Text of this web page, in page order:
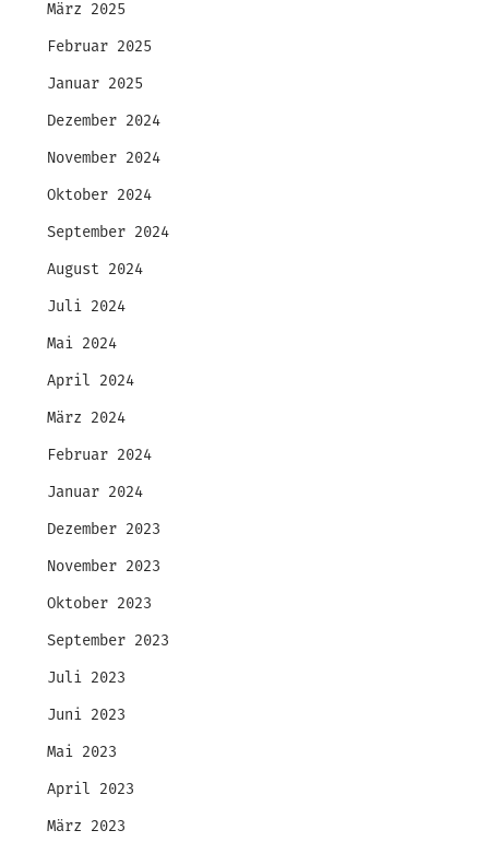
März 2025
Februar 2025
Januar 2025
Dezember 2024
November 2024
Oktober 2024
September 2024
August 2024
Juli 2024
Mai 2024
April 2024
März 2024
Februar 2024
Januar 2024
Dezember 2023
November 2023
Oktober 2023
September 2023
Juli 2023
Juni 2023
Mai 2023
April 2023
März 2023